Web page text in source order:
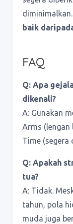
baik
FAQ
Q: Apa
dikenali?
A: Gunakan
Arms (lengan
Time (segera
Q: Apakah
tua?
A: Tidak.
tahun, pola
muda juga